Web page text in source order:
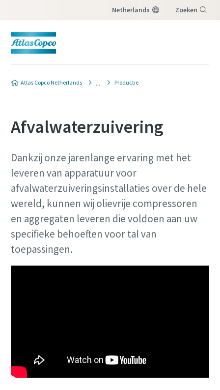
Netherlands Zoeken
Atlas Copco Netherlands Productie
Afvalwaterzuivering
Dankzij onze jarenlange ervaring met het
leveren van apparatuur voor
afvalwaterzuiveringsinstallaties over de hele
wereld, kunnen wij olievrije compressoren
en aggregaten leveren die voldoen aan uw
specifieke behoeften voor tal van
toepassingen.